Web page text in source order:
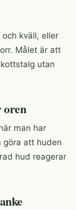
kväll, eller
Målet är att
utan
oren
man har
göra att huden
hud reagerar